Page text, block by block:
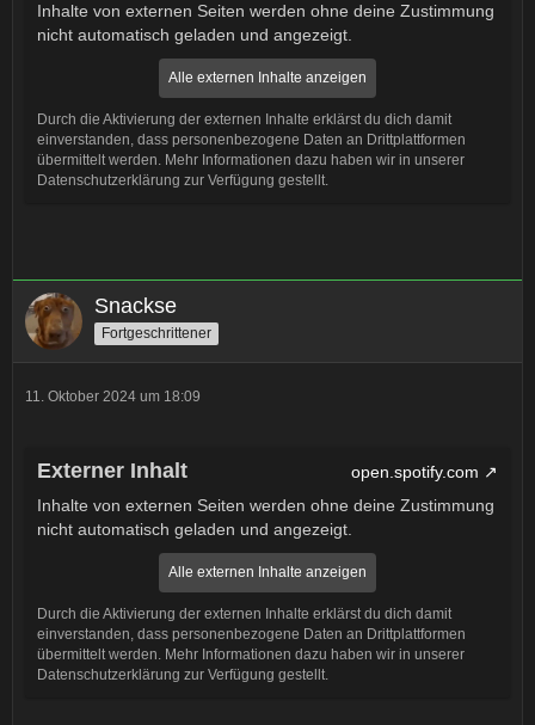
Inhalte von externen Seiten werden ohne deine Zustimmung
nicht automatisch geladen und angezeigt.
Alle externen Inhalte anzeigen
Durch die Aktivierung der externen Inhalte erklärst du dich damit
einverstanden, dass personenbezogene Daten an Drittplattformen
übermittelt werden. Mehr Informationen dazu haben wir in unserer
Datenschutzerklärung zur Verfügung gestellt.
Snackse
Fortgeschrittener
11. Oktober 2024 um 18:09
Externer Inhalt
open.spotify.com
Inhalte von externen Seiten werden ohne deine Zustimmung
nicht automatisch geladen und angezeigt.
Alle externen Inhalte anzeigen
Durch die Aktivierung der externen Inhalte erklärst du dich damit
einverstanden, dass personenbezogene Daten an Drittplattformen
übermittelt werden. Mehr Informationen dazu haben wir in unserer
Datenschutzerklärung zur Verfügung gestellt.